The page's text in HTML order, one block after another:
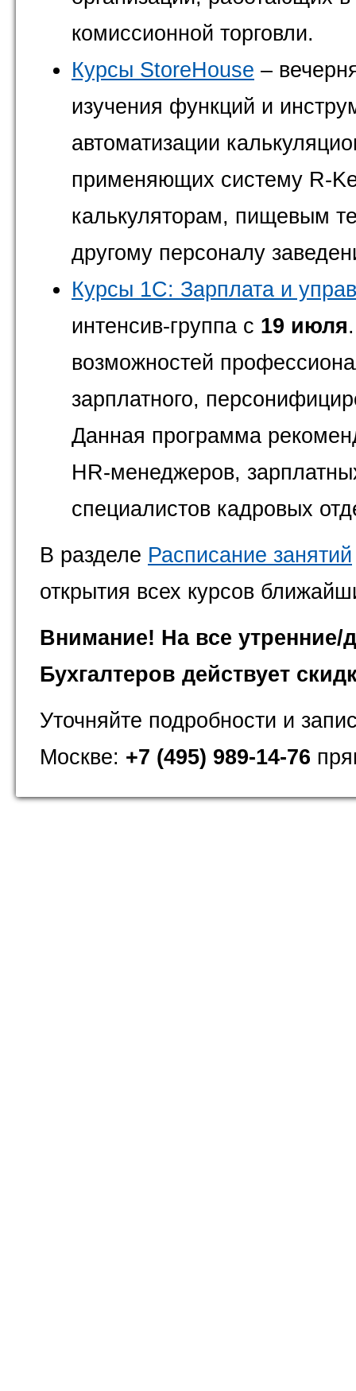
комиссионной торговли.
Курсы StoreHouse –
изучения функций и
автоматизации
применяющих систему R-
калькуляторам, пищевым
другому персоналу
Курсы 1С: Зарплата и
интенсив-группа с 19 июля
возможностей
зарплатного,
Данная программа
HR-менеджеров,
специалистов кадровых
В разделе Расписание занятий
открытия всех курсов
Внимание! На все
Бухгалтеров действует
Уточняйте подробности и
Москве: +7 (495) 989-14-76